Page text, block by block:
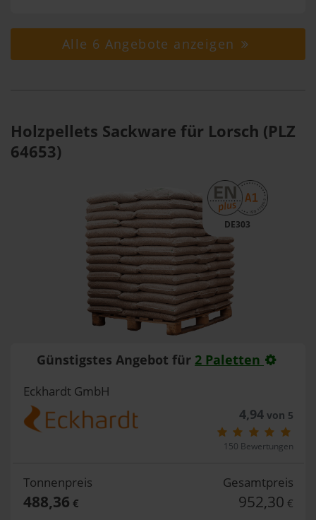
Alle 6 Angebote anzeigen
Holzpellets Sackware für Lorsch (PLZ
64653)
DE303
Günstigstes Angebot für 2 Paletten
Eckhardt GmbH
4,94von 5
150 Bewertungen
Tonnenpreis
488,36 €
Gesamtpreis
952,30 €